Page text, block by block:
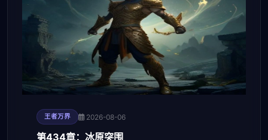
王者万界 2026-08-06
第434章：冰原突围